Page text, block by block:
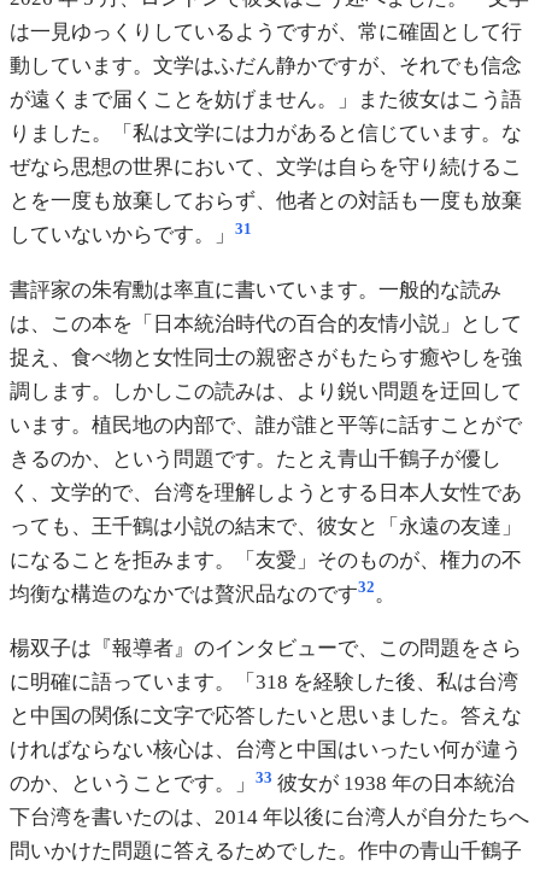
は一見ゆっくりしているようですが、常に確固として行
動しています。文学はふだん静かですが、それでも信念
が遠くまで届くことを妨げません。」また彼女はこう語
りました。「私は文学には力があると信じています。な
ぜなら思想の世界において、文学は自らを守り続けるこ
とを一度も放棄しておらず、他者との対話も一度も放棄
していないからです。」
31
書評家の朱宥勳は率直に書いています。一般的な読み
は、この本を「日本統治時代の百合的友情小説」として
捉え、食べ物と女性同士の親密さがもたらす癒やしを強
調します。しかしこの読みは、より鋭い問題を迂回して
います。植民地の内部で、誰が誰と平等に話すことがで
きるのか、という問題です。たとえ青山千鶴子が優し
く、文学的で、台湾を理解しようとする日本人女性であ
っても、王千鶴は小説の結末で、彼女と「永遠の友達」
になることを拒みます。「友愛」そのものが、権力の不
均衡な構造のなかでは贅沢品なのです32。
楊双子は『報導者』のインタビューで、この問題をさら
に明確に語っています。「318 を経験した後、私は台湾
と中国の関係に文字で応答したいと思いました。答えな
ければならない核心は、台湾と中国はいったい何が違う
のか、ということです。」
33 彼女が 1938 年の日本統治
下台湾を書いたのは、2014 年以後に台湾人が自分たちへ
問いかけた問題に答えるためでした。作中の青山千鶴子